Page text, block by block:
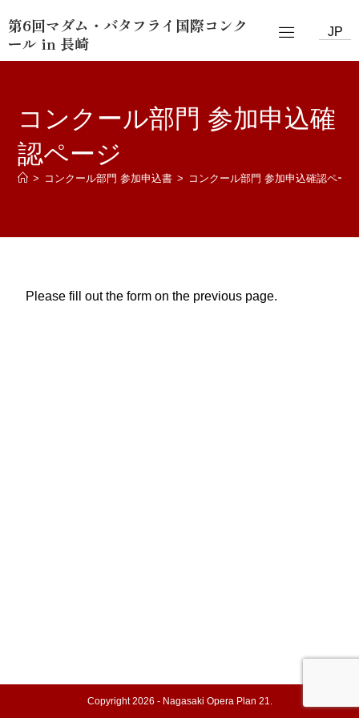
第6回マダム・バタフライ国際コンク
ール in 長崎
JP
コンクール部門 参加申込確
認ページ
> コンクール部門 参加申込書 > コンクール部門 参加申込確認ページ
Please fill out the form on the previous page.
Copyright 2026 - Nagasaki Opera Plan 21.